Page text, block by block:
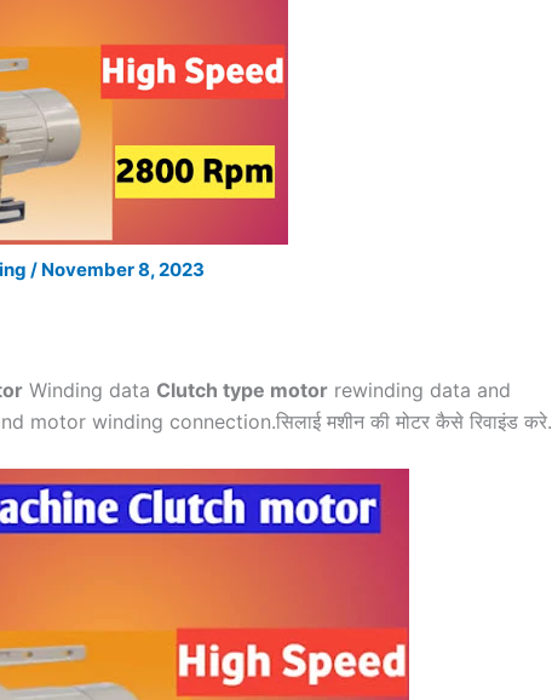
/ November 8, 2023
Winding data Clutch type motorrewinding data and
motor winding connection.सिलाई मशीन की मोटर कैसे रिवाइंड करे.